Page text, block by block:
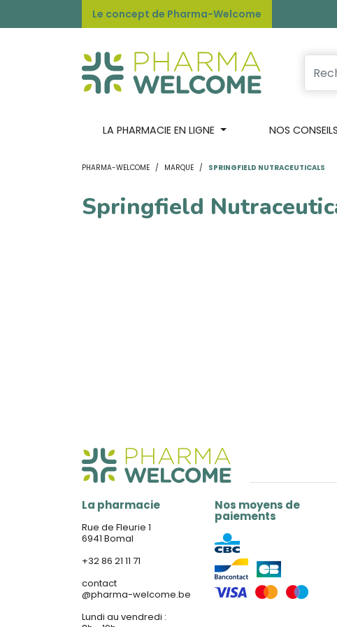
Le concept de Pharma-Welcome
LA PHARMACIE EN LIGNE NOS
PHARMA-WELCOME MARQUE SPRINGFIELD NUTRACEUTICALS
Springfield
La pharmacie
Rue de Fleurie 1
6941 Bomal
+32 86 21 11 71
contact
@pharma-welcome.be
Lundi au vendredi :
Nos moyens de
paiements